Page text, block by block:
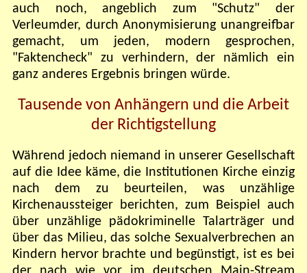
auch noch, angeblich zum "Schutz" der
Verleumder, durch Anonymisierung unangreifbar
gemacht, um jeden, modern gesprochen,
"Faktencheck" zu verhindern, der nämlich ein
ganz anderes Ergebnis bringen würde.
Tausende von Anhängern und die Arbeit
der Richtigstellung
Während jedoch niemand in unserer Gesellschaft
auf die Idee käme, die Institutionen Kirche einzig
nach dem zu beurteilen, was unzählige
Kirchenaussteiger berichten, zum Beispiel auch
über unzählige pädokriminelle Talarträger und
über das Milieu, das solche Sexualverbrechen an
Kindern hervor brachte und begünstigt, ist es bei